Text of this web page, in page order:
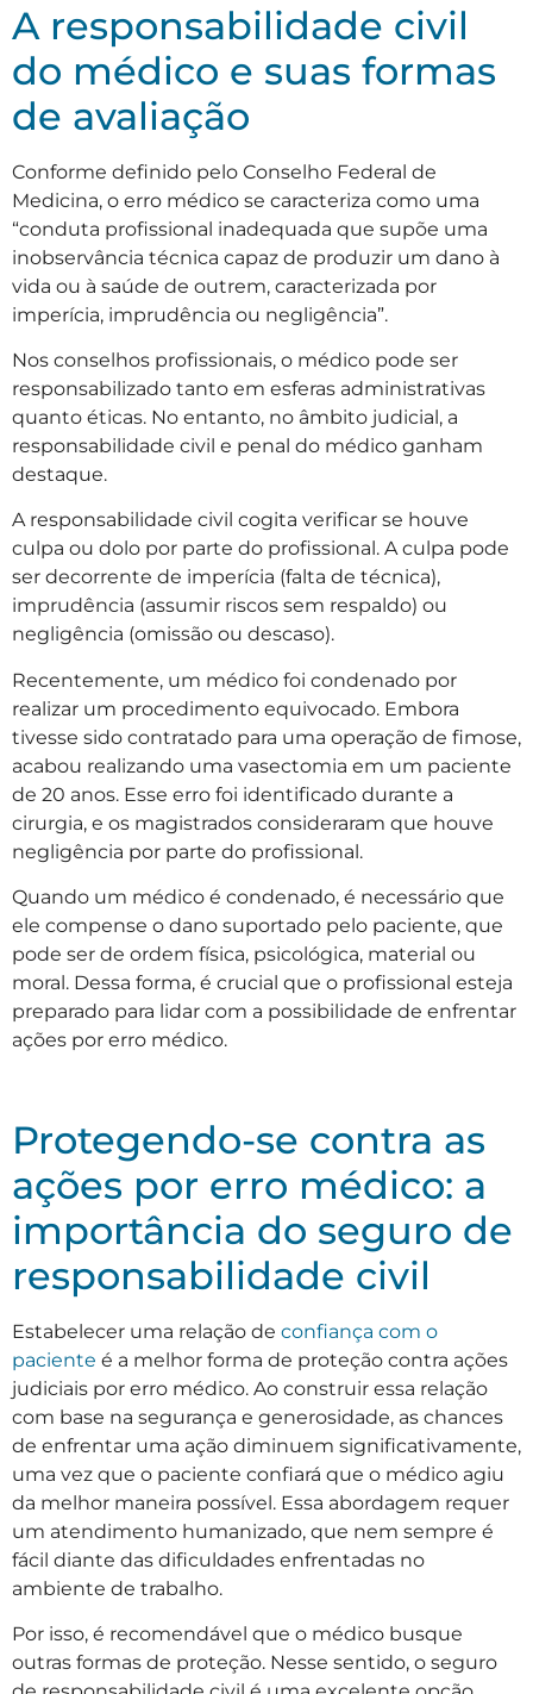
A responsabilidade civil
do médico e suas formas
de avaliação
Conforme definido pelo Conselho Federal de
Medicina, o erro médico se caracteriza como uma
“conduta profissional inadequada que supõe uma
inobservância técnica capaz de produzir um dano à
vida ou à saúde de outrem, caracterizada por
imperícia, imprudência ou negligência”.
Nos conselhos profissionais, o médico pode ser
responsabilizado tanto em esferas administrativas
quanto éticas. No entanto, no âmbito judicial, a
responsabilidade civil e penal do médico ganham
destaque.
A responsabilidade civil cogita verificar se houve
culpa ou dolo por parte do profissional. A culpa pode
ser decorrente de imperícia (falta de técnica),
imprudência (assumir riscos sem respaldo) ou
negligência (omissão ou descaso).
Recentemente, um médico foi condenado por
realizar um procedimento equivocado. Embora
tivesse sido contratado para uma operação de fimose,
acabou realizando uma vasectomia em um paciente
de 20 anos. Esse erro foi identificado durante a
cirurgia, e os magistrados consideraram que houve
negligência por parte do profissional.
Quando um médico é condenado, é necessário que
ele compense o dano suportado pelo paciente, que
pode ser de ordem física, psicológica, material ou
moral. Dessa forma, é crucial que o profissional esteja
preparado para lidar com a possibilidade de enfrentar
ações por erro médico.
Protegendo-se contra as
ações por erro médico: a
importância do seguro de
responsabilidade civil
Estabelecer uma relação de confiança com o
paciente é a melhor forma de proteção contra ações
judiciais por erro médico. Ao construir essa relação
com base na segurança e generosidade, as chances
de enfrentar uma ação diminuem significativamente,
uma vez que o paciente confiará que o médico agiu
da melhor maneira possível. Essa abordagem requer
um atendimento humanizado, que nem sempre é
fácil diante das dificuldades enfrentadas no
ambiente de trabalho.
Por isso, é recomendável que o médico busque
outras formas de proteção. Nesse sentido, o seguro